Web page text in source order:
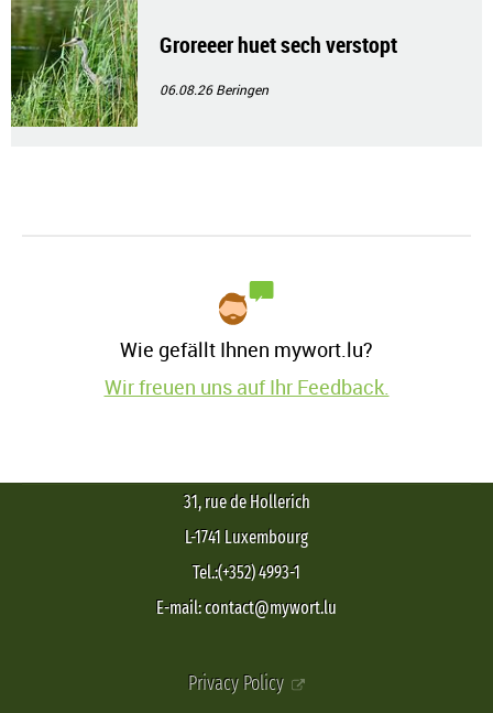
Groreeer huet sech verstopt
06.08.26Beringen
Wie gefällt Ihnen mywort.lu?
Wir freuen uns auf Ihr Feedback.
31, rue de Hollerich
L-1741 Luxembourg
Tel.:(+352) 4993-1
E-mail: contact@mywort.lu
Privacy Policy